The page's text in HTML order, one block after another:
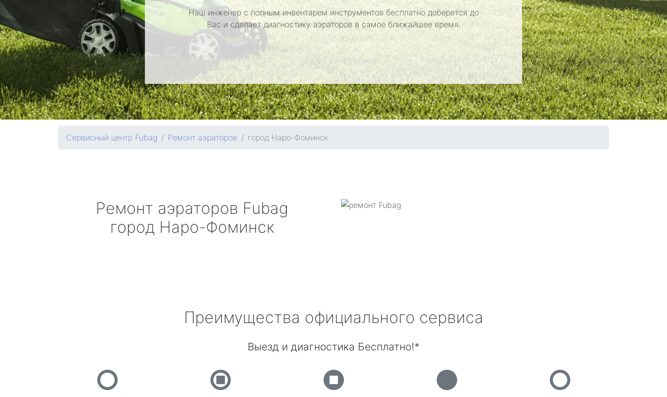
Наш инженер с полным инвентарем инструментов бесплатно доберется до
Вас и сделает диагностику аэраторов в самое ближайшее время.
Сервисный центр Fubag Ремонт аэраторов город Наро-Фоминск
Ремонт аэраторов Fubag
город Наро-Фоминск
Преимущества официального сервиса
Выезд и диагностика Бесплатно!*